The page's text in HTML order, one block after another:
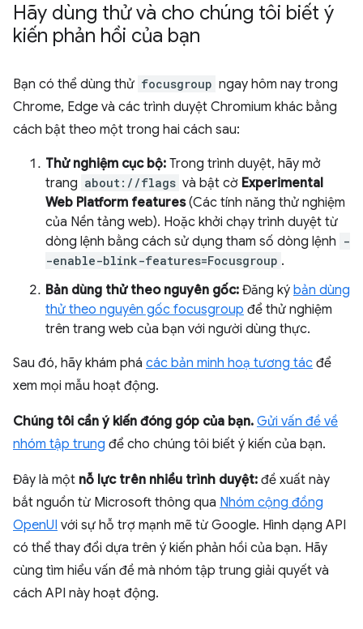
Hãy dùng thử và cho chúng tôi biết ý
kiến phản hồi của bạn
Bạn có thể dùng thử focusgroup ngay hôm nay trong
Chrome, Edge và các trình duyệt Chromium khác bằng
cách bật theo một trong hai cách sau:
Thử nghiệm cục bộ: Trong trình duyệt, hãy mở
trang about://flags và bật cờ Experimental
Web Platform features(Các tính năng thử nghiệm
của Nền tảng web). Hoặc khởi chạy trình duyệt từ
dòng lệnh bằng cách sử dụng tham số dòng lệnh -
-enable-blink-features=Focusgroup .
Bản dùng thử theo nguyên gốc: Đăng ký bản dùng
thử theo nguyên gốc focusgroup để thử nghiệm
trên trang web của bạn với người dùng thực.
Sau đó, hãy khám phá các bản minh hoạ tương tác để
xem mọi mẫu hoạt động.
Chúng tôi cần ý kiến đóng góp của bạn. Gửi vấn đề về
nhóm tập trung để cho chúng tôi biết ý kiến của bạn.
Đây là một nỗ lực trên nhiều trình duyệt: đề xuất này
bắt nguồn từ Microsoft thông qua Nhóm cộng đồng
OpenUI với sự hỗ trợ mạnh mẽ từ Google. Hình dạng API
có thể thay đổi dựa trên ý kiến phản hồi của bạn. Hãy
cùng tìm hiểu vấn đề mà nhóm tập trung giải quyết và
cách API này hoạt động.